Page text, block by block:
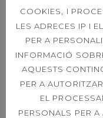
Ens fa molta
que les obres de
l’ampliació del
termini previst
mostrar-vos tot el
en format
COOKIES, I
LES ADRECES IP I
PER A
INFORMACIÓ
AQUESTS
PER A
EL
PERSONALS PER